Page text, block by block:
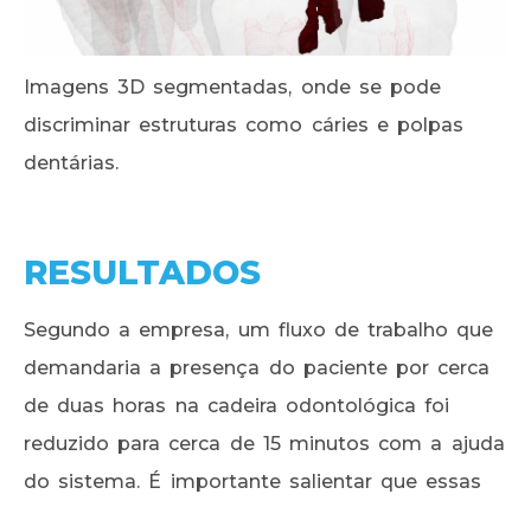
Imagens 3D segmentadas, onde se pode
discriminar estruturas como cáries e polpas
dentárias.
RESULTADOS
Segundo a empresa, um fluxo de trabalho que
demandaria a presença do paciente por cerca
de duas horas na cadeira odontológica foi
reduzido para cerca de 15 minutos com a ajuda
do sistema. É importante salientar que essas